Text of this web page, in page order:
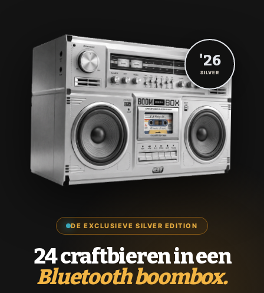
DE EXCLUSIEVE SILVER EDITION
24 craftbieren in een
Bluetooth boombox.
'26
SILVER